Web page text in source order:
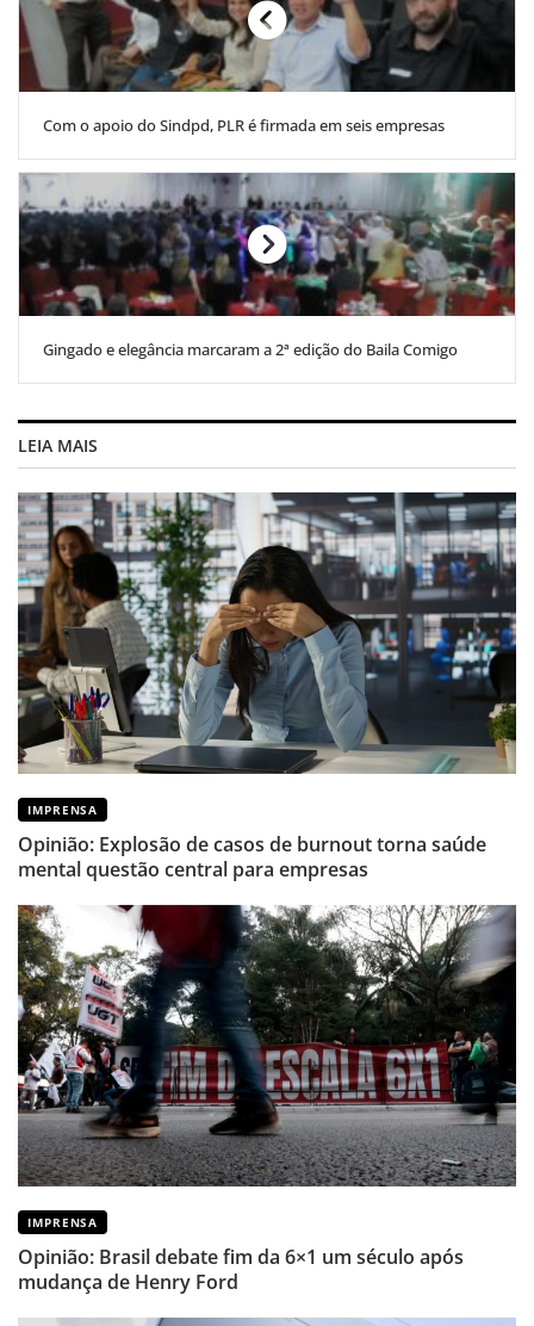
Com o apoio do Sindpd, PLR é firmada em seis empresas
Gingado e elegância marcaram a 2ª edição do Baila Comigo
LEIA MAIS
IMPRENSA
Opinião: Explosão de casos de burnout torna saúde
mental questão central para empresas
IMPRENSA
Opinião: Brasil debate fim da 6×1 um século após
mudança de Henry Ford